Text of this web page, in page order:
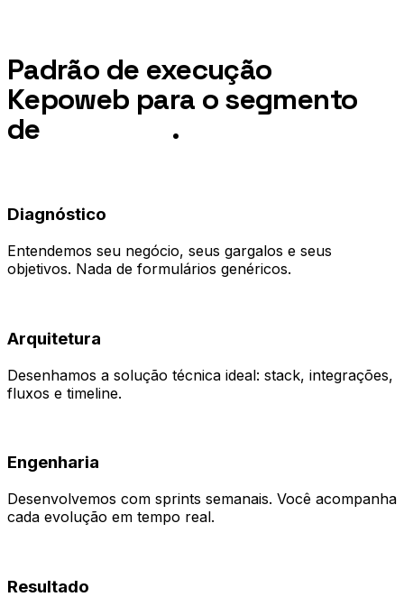
Padrão de execução
Kepoweb para o segmento
de
.
Diagnóstico
Entendemos seu negócio, seus gargalos e seus
objetivos. Nada de formulários genéricos.
Arquitetura
Desenhamos a solução técnica ideal: stack, integrações,
fluxos e timeline.
Engenharia
Desenvolvemos com sprints semanais. Você acompanha
cada evolução em tempo real.
Resultado